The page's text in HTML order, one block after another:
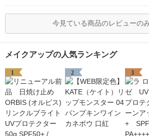
今見ている商品のレビューの
メイクアップの人気ランキング
1 2 3